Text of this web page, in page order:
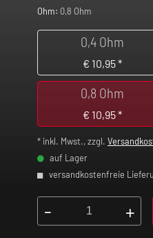
Ohm: 0,8 Ohm
0,4 Ohm
€ 10,95*
0,8 Ohm
€ 10,95*
* inkl. Mwst., zzgl.
auf Lager
versandkostenfreie
- +